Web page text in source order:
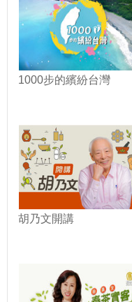
1000步的繽紛台灣
胡乃文開講